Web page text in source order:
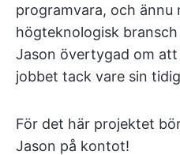
programvara, och ännu
högteknologisk
Jason övertygad om
jobbet tack vare sin
För det här projektet
Jason på kontot!